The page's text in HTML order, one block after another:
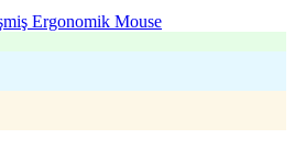
Ergonomik Mouse